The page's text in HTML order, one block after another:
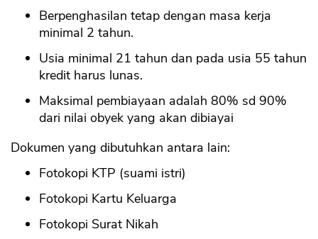
Berpenghasilan tetap dengan masa kerja
minimal 2 tahun.
Usia minimal 21 tahun dan pada usia 55 tahun
kredit harus lunas.
Maksimal pembiayaan adalah 80% sd 90%
dari nilai obyek yang akan dibiayai
Dokumen yang dibutuhkan antara lain:
Fotokopi KTP (suami istri)
Fotokopi Kartu Keluarga
Fotokopi Surat Nikah